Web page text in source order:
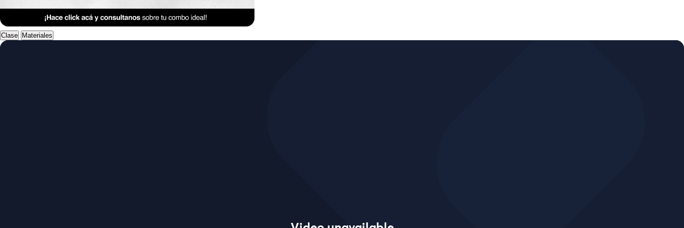
Clase 14
Clase Materiales